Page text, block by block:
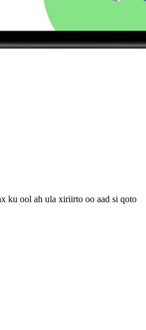
ku ool ah ula xiriirto oo aad si qoto